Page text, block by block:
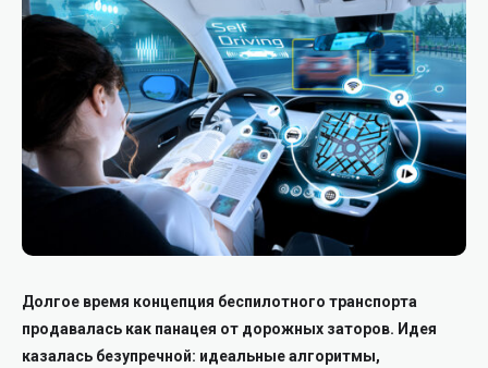
Долгое время концепция беспилотного транспорта
продавалась как панацея от дорожных заторов. Идея
казалась безупречной: идеальные алгоритмы,